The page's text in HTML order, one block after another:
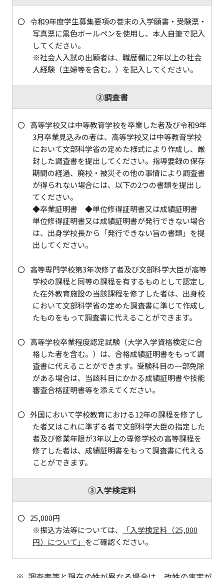
令和9年度学生募集要項の巻末の入学願書・受験票・
写真票に黒色ボールペンを使用し、本人自筆で記入
してください。
※社会人入試の出願者は、職歴欄に2年以上の社会
人経験（主婦等を含む。）を記入してください。
②調査書
高等学校又は中等教育学校を卒業した者及び令和9年
3月卒業見込みの者は、高等学校又は中等教育学校
において文部科学省の定めた様式により作成し、厳
封した調査書を提出してください。指導要録の保存
期間の経過、廃校・被災その他の事情により調査書
が得られない場合には、以下の2つの書類を提出し
てください。
◆卒業証明書 ◆単位修得証明書又は成績証明書
単位修得証明書又は成績証明書が発行できない場合
は、出身学校長から「発行できない旨の書類」を提
出してください。
高等専門学校第3年次修了者及び文部科学大臣が高等
学校の課程と同等の課程を有するものとして認定し
た在外教育施設の当該課程を修了した者は、出身校
において文部科学省の定めた調査書に準じて作成し
たものをもって調査書に代えることができます。
高等学校卒業程度認定試験（大学入学資格検定に合
格した者を含む。）は、合格成績証明書をもって調
査書に代えることができます。受験科目の一部免除
がある場合は、当該科目にかかる成績証明書や技能
審査合格証明書等を添えてください。
外国において学校教育における12年の課程を修了し
た者又はこれに準ずる者で文部科学大臣の指定した
者及び修業年限が3年以上の専修学校の高等課程を
修了した者は、成績証明書をもって調査書に代える
ことができます。
③入学検定料
25,000円
※振込方法等については、
「入学検定料（25,000
円）について」 をご確認ください。